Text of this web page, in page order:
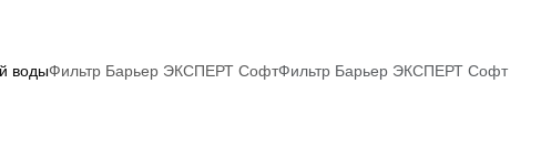
водыФильтр Барьер ЭКСПЕРТ СофтФильтр Барьер ЭКСПЕРТ Софт